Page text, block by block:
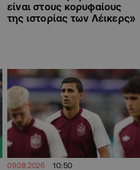
είναι στους κορυφαίους
της ιστορίας των Λέικερς»
09.08.2026 10:50